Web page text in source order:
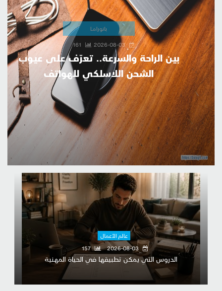
بانورامــا
2026-08-03
بين الراحة والسرعة.. تعرّف على عيوب
الشحن اللاسلكي للهواتف
عالم الأعمال
157
الدروس التي يمكن تطبيقها في الحياة المهنية